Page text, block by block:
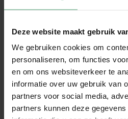
Deze website maakt gebruik
We gebruiken cookies om
personaliseren, om functies
en om ons websiteverkeer te
informatie over uw gebruik van
partners voor social media,
partners kunnen deze
Doe je via je bv betalingen aan
contracten, offertes, facturen
e-mailcorrespondentie of
aantonen dat er een zakelijke
kan de Belastingdienst de
weigeren — en bij twijfel zelfs
witwassen.